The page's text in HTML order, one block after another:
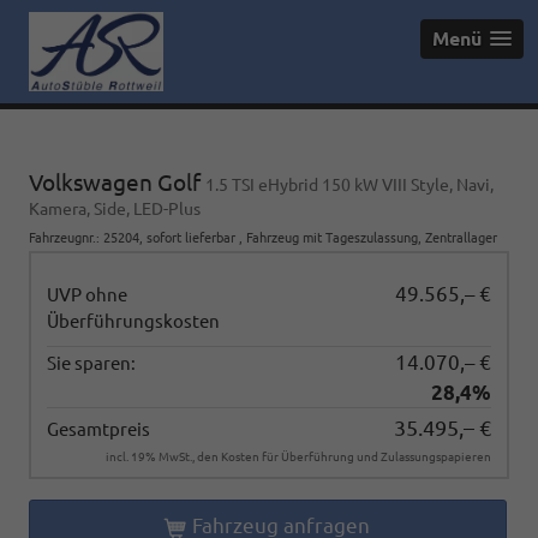
Menü
Volkswagen Golf 1.5 TSI eHybrid 150 kW VIII Style, Navi,
Kamera, Side, LED-Plus
Fahrzeugnr. : 25204 sofort lieferbar Fahrzeug mit Tageszulassung , Zentrallager
UVP ohne
Überführungskosten
49.565,– €
Sie sparen:
14.070,– €
28,4%
Gesamtpreis 35.495,– €
incl. 19% MwSt., den Kosten für Überführung und Zulassungspapieren
Fahrzeug anfragen